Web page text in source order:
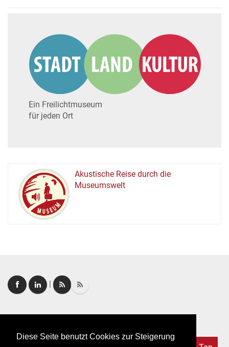
Diese Seite benutzt Cookies zur Steigerung
Ein Freilichtmuseum
für jeden Ort
MUSEUM
Akustische Reise durch die
Museumswelt